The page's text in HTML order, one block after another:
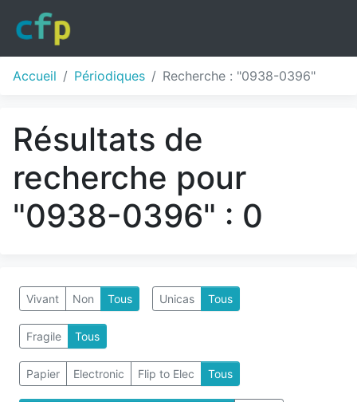
Accueil Périodiques Recherche : "0938-0396"
Résultats de
recherche pour
"0938-0396" : 0
Vivant Non Tous Unicas Tous
Fragile Tous
Papier Electronic Flip to Elec Tous